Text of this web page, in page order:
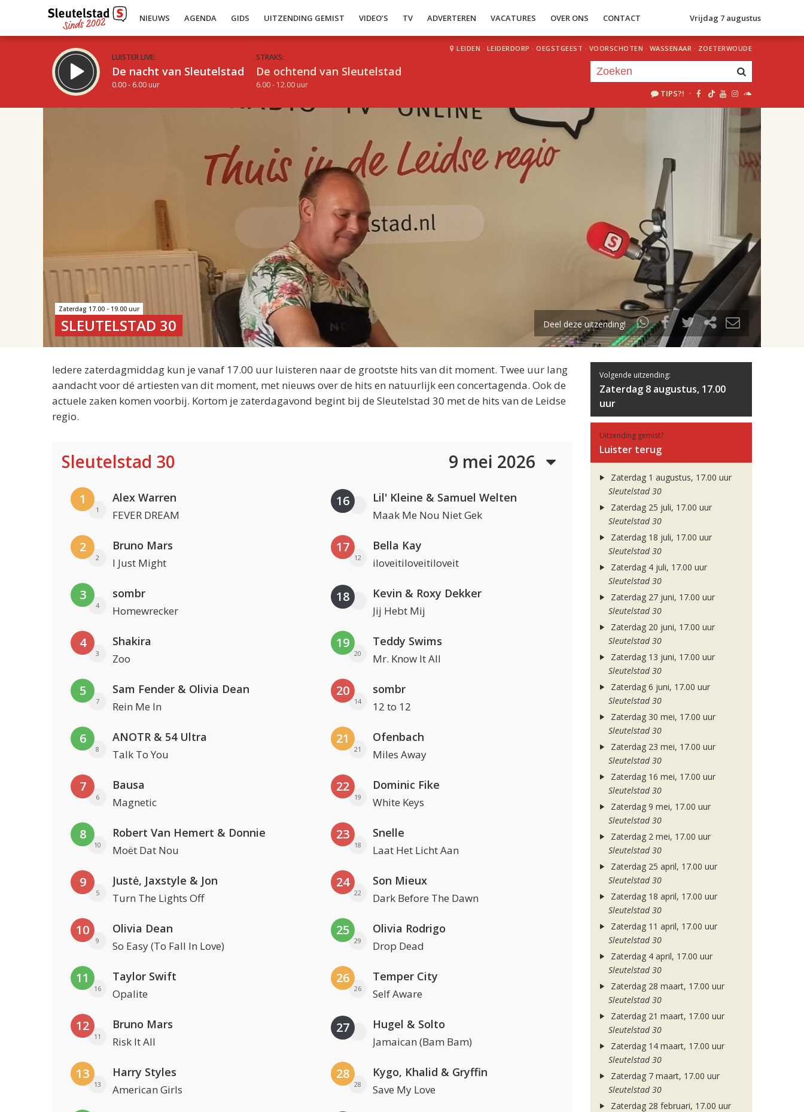
NIEUWS AGENDA GIDS UITZENDING GEMIST VIDEO’S TV ADVERTEREN VACATURES OVER ONS CONTACT Vrijdag 7 augustus
LUISTER LIVE:
De nacht van Sleutelstad
0.00 - 6.00 uur
STRAKS:
De ochtend van Sleutelstad
6.00 - 12.00 uur
LEIDEN · LEIDERDORP · OEGSTGEEST · VOORSCHOTEN · WASSENAAR · ZOETERWOUDE
TIPS?! ·
uur 1 van 2
Volgend uur
Zaterdag 17.00 - 19.00 uur
SLEUTELSTAD 30 Deel deze uitzending!
Iedere zaterdagmiddag kun je vanaf 17.00 uur luisteren naar de grootste hits van dit moment. Twee uur lang
aandacht voor dé artiesten van dit moment, met nieuws over de hits en natuurlijk een concertagenda. Ook de
actuele zaken komen voorbij. Kortom je zaterdagavond begint bij de Sleutelstad 30 met de hits van de Leidse
regio.
Sleutelstad 30 9 mei 2026
1
1
Alex Warren
FEVER DREAM
2
2
Bruno Mars
I Just Might
3
4
sombr
Homewrecker
4
3
Shakira
Zoo
5
7
Sam Fender & Olivia Dean
Rein Me In
6
8
ANOTR & 54 Ultra
Talk To You
7
6
Bausa
Magnetic
8
10
Robert Van Hemert & Donnie
Moët Dat Nou
9
5
Justė, Jaxstyle & Jon
Turn The Lights Off
10
9
Olivia Dean
So Easy (To Fall In Love)
11
16
Taylor Swift
Opalite
12
11
Bruno Mars
Risk It All
13
13
Harry Styles
American Girls
16 Lil' Kleine & Samuel Welten
Maak Me Nou Niet Gek
17
12
Bella Kay
iloveitiloveitiloveit
18 Kevin & Roxy Dekker
Jij Hebt Mij
19
20
Teddy Swims
Mr. Know It All
20
14
sombr
12 to 12
21
21
Ofenbach
Miles Away
22
19
Dominic Fike
White Keys
23
18
Snelle
Laat Het Licht Aan
24
22
Son Mieux
Dark Before The Dawn
25
29
Olivia Rodrigo
Drop Dead
26
26
Temper City
Self Aware
27 Hugel & Solto
Jamaican (Bam Bam)
28
28
Kygo, Khalid & Gryffin
Save My Love
Volgende uitzending:
Zaterdag 8 augustus, 17.00
uur
Uitzending gemist?
Luister terug
Zaterdag 1 augustus, 17.00 uur
Sleutelstad 30
Zaterdag 25 juli, 17.00 uur
Sleutelstad 30
Zaterdag 18 juli, 17.00 uur
Sleutelstad 30
Zaterdag 4 juli, 17.00 uur
Sleutelstad 30
Zaterdag 27 juni, 17.00 uur
Sleutelstad 30
Zaterdag 20 juni, 17.00 uur
Sleutelstad 30
Zaterdag 13 juni, 17.00 uur
Sleutelstad 30
Zaterdag 6 juni, 17.00 uur
Sleutelstad 30
Zaterdag 30 mei, 17.00 uur
Sleutelstad 30
Zaterdag 23 mei, 17.00 uur
Sleutelstad 30
Zaterdag 16 mei, 17.00 uur
Sleutelstad 30
Zaterdag 9 mei, 17.00 uur
Sleutelstad 30
Zaterdag 2 mei, 17.00 uur
Sleutelstad 30
Zaterdag 25 april, 17.00 uur
Sleutelstad 30
Zaterdag 18 april, 17.00 uur
Sleutelstad 30
Zaterdag 11 april, 17.00 uur
Sleutelstad 30
Zaterdag 4 april, 17.00 uur
Sleutelstad 30
Zaterdag 28 maart, 17.00 uur
Sleutelstad 30
Zaterdag 21 maart, 17.00 uur
Sleutelstad 30
Zaterdag 14 maart, 17.00 uur
Sleutelstad 30
Zaterdag 7 maart, 17.00 uur
Sleutelstad 30
Zaterdag 28 februari, 17.00 uur